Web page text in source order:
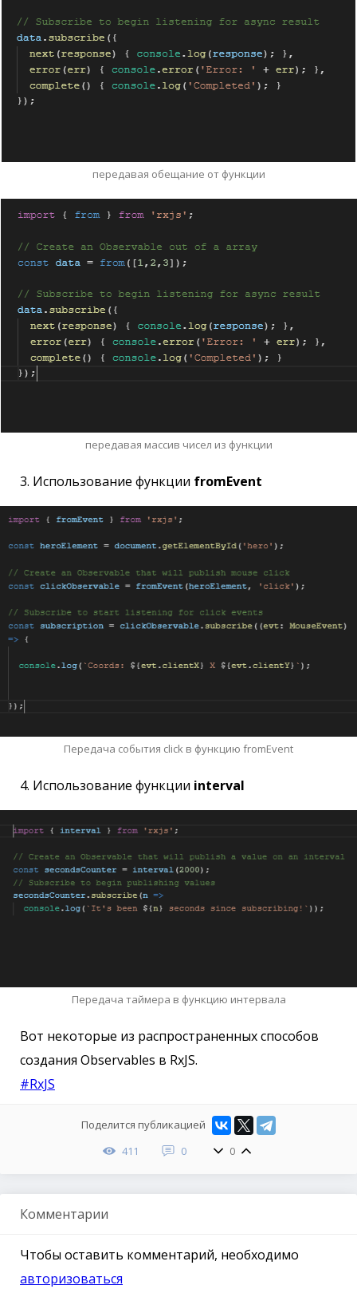
передавая обещание от функции
передавая массив чисел из функции
3. Использование функции fromEvent
Передача события click в функцию fromEvent
4. Использование функции interval
Передача таймера в функцию интервала
Вот некоторые из распространенных способов
создания Observables в RxJS.
#RxJS
Поделится публикацией
411
0 0
Комментарии
Чтобы оставить комментарий, необходимо
авторизоваться